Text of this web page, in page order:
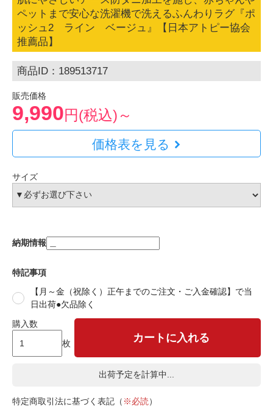
ペットまで安心な洗濯機で洗えるふんわりラグ『ポ
ッシュ2 ライン ベージュ』【日本アトピー協会
推薦品】
商品ID：189513717
販売価格
9,990円(税込)～
価格表を見る
サイズ
納期情報
特記事項
【月～金（祝除く）正午までのご注文・ご入金確認】で当
日出荷●欠品除く
購入数
枚
カートに入れる
出荷予定を計算中...
特定商取引法に基づく表記（ ※必読）